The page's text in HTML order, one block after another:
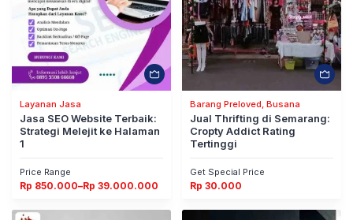
Layanan Jasa
Jasa SEO Website Terbaik:
Strategi Melejit ke Halaman
1
Price Range
Rp 850.000–Rp 39.000.000
Rentang
harga:
hingga
Barang Preloved, Busana
Jual Thrifting di Semarang:
Cropty Addict Rating
Tertinggi
Get Special Price
Rp 30.000